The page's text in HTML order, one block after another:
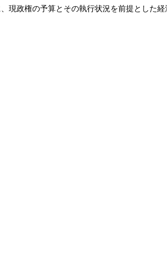
政権の予算とその執行状況を前提とした